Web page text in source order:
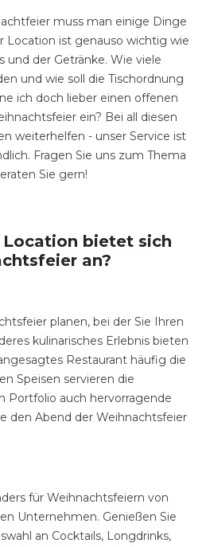
muss man einige Dinge
Location ist genauso wichtig wie
und der Getränke. Wie viele
und wie soll die Tischordnung
ich doch lieber einen offenen
ein? Bei all diesen
weiterhelfen - unser Service ist
Fragen Sie uns zum Thema
Sie gern!
bietet sich
an?
planen, bei der Sie Ihren
kulinarisches Erlebnis bieten
Restaurant häufig die
Speisen servieren die
Portfolio auch hervorragende
den Abend der Weihnachtsfeier
für Weihnachtsfeiern von
Unternehmen. Genießen Sie
an Cocktails, Longdrinks,